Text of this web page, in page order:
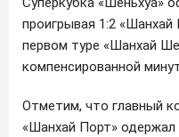
проигрывая 1:2
первом туре «Шанхай
компенсированной
Отметим, что главный
«Шанхай Порт»